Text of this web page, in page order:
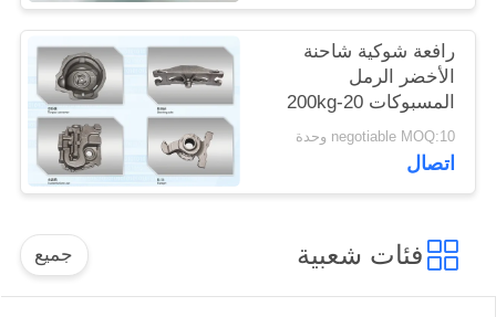
رافعة شوكية شاحنة
الأخضر الرمل
المسبوكات 20-200kg
الوزن OEM الخدمة
المتاحة
negotiable MOQ:10 وحدة
اتصال
فئات شعبية جميع